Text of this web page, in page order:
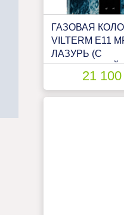
ГАЗОВАЯ
VILTERM E11
ЛАЗУРЬ (С
МОДУЛЯЦИЕЙ)
21